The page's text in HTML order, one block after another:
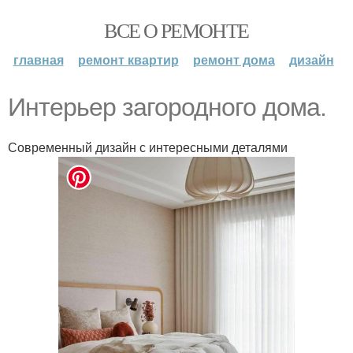
ВСЕ О РЕМОНТЕ
главная ремонт квартир ремонт дома дизайн
Интерьер загородного дома.
Современный дизайн с интересными деталями